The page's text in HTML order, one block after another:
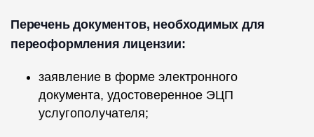
Перечень документов, необходимых для
переоформления лицензии:
заявление в форме электронного
документа, удостоверенное ЭЦП
услугополучателя;